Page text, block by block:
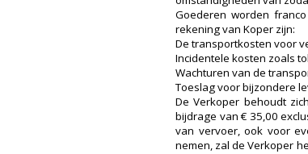
Goederen worden
rekening van Koper zijn:
De transportkosten voor
Incidentele kosten zoals
Wachturen van de
Toeslag voor bijzondere
De Verkoper behoudt
bijdrage van € 35,00
van vervoer, ook voor
nemen, zal de Verkoper